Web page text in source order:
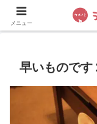
犬の手作りご飯
早いものです
メニュー